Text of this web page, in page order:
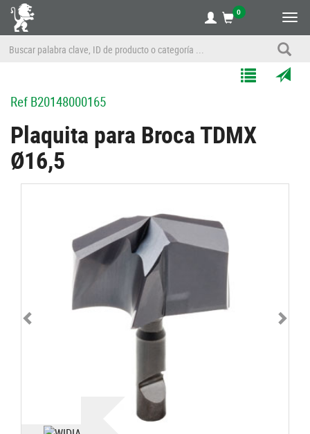
0
Listas
RefB20148000165
Plaquita para Broca TDMX
Ø16,5